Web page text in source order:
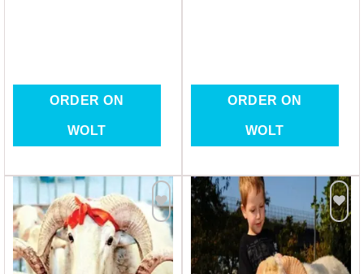
ORDER ON
WOLT
ORDER ON
WOLT
Favorilere
Ekle
Favorilere
Ekle